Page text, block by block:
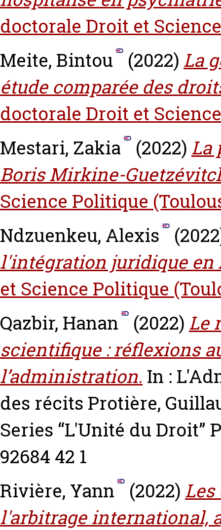
doctorale Droit et
Meite, Bintou
(2022) La
étude comparée des
doctorale Droit et
Mestari, Zakia
(2022) La
Boris Mirkine-
Science Politique
Ndzuenkeu, Alexis
l'intégration juridique en
et Science Politique
Qazbir, Hanan
(2022) Le
scientifique : réflexions
l’administration. In :
des récits Protière,
Series “L'Unité du Droit”
92684 42 1
Rivière, Yann
(2022)
l'arbitrage international,